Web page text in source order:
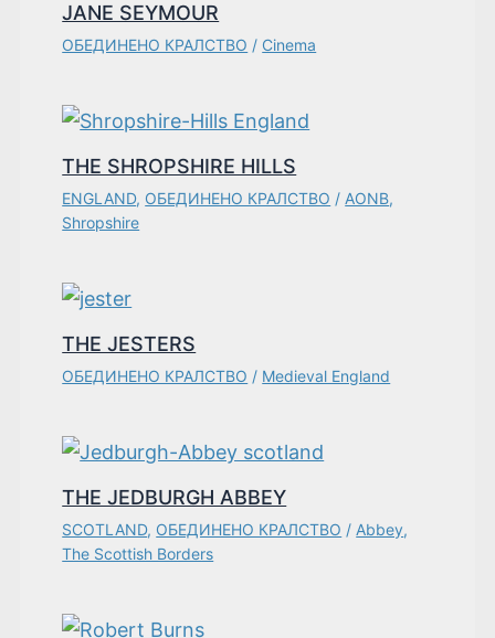
JANE SEYMOUR
ОБЕДИНЕНО КРАЛСТВО / Cinema
THE SHROPSHIRE HILLS
ENGLAND, ОБЕДИНЕНО КРАЛСТВО / AONB,
Shropshire
THE JESTERS
ОБЕДИНЕНО КРАЛСТВО / Medieval England
THE JEDBURGH ABBEY
SCOTLAND, ОБЕДИНЕНО КРАЛСТВО / Abbey,
The Scottish Borders